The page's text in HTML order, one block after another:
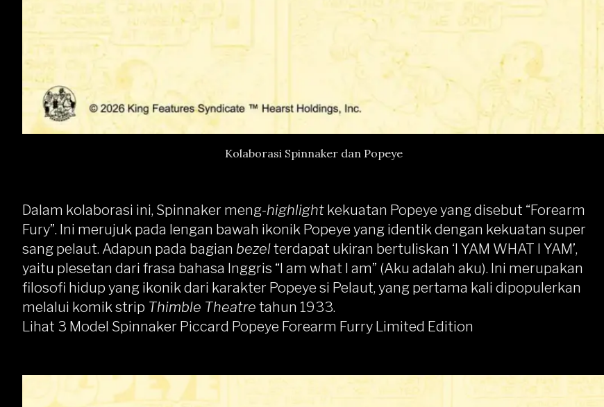
Kolaborasi Spinnaker dan Popeye
Dalam kolaborasi ini, Spinnaker meng-highlight kekuatan Popeye yang disebut “Forearm
Fury”. Ini merujuk pada lengan bawah ikonik Popeye yang identik dengan kekuatan super
sang pelaut. Adapun pada bagian bezelterdapat ukiran bertuliskan ‘I YAM WHAT I YAM’,
yaitu plesetan dari frasa bahasa Inggris “I am what I am” (Aku adalah aku). Ini merupakan
filosofi hidup yang ikonik dari karakter Popeye si Pelaut, yang pertama kali dipopulerkan
melalui komik strip Thimble Theatre tahun 1933.
Lihat 3 Model Spinnaker Piccard Popeye Forearm Furry Limited Edition